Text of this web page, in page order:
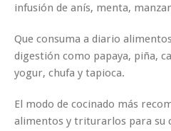
infusión de anís, menta,
Que consuma a diario
digestión como papaya, piña,
yogur, chufa y tapioca.
El modo de cocinado más
alimentos y triturarlos para su